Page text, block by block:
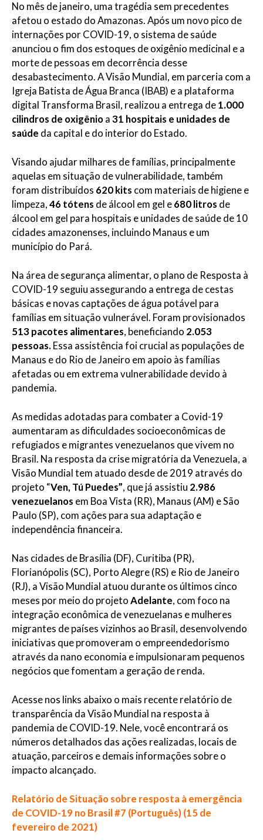
No mês de janeiro, uma tragédia sem precedentes
afetou o estado do Amazonas. Após um novo pico de
internações por COVID-19, o sistema de saúde
anunciou o fim dos estoques de oxigênio medicinal e a
morte de pessoas em decorrência desse
desabastecimento. A Visão Mundial, em parceria com a
Igreja Batista de Água Branca (IBAB) e a plataforma
digital Transforma Brasil, realizou a entrega de 1.000
cilindros de oxigênio a 31 hospitais e unidades de
saúde da capital e do interior do Estado.
Visando ajudar milhares de famílias, principalmente
aquelas em situação de vulnerabilidade, também
foram distribuídos 620 kits com materiais de higiene e
limpeza, 46 tótens de álcool em gel e 680 litros de
álcool em gel para hospitais e unidades de saúde de 10
cidades amazonenses, incluindo Manaus e um
município do Pará.
Na área de segurança alimentar, o plano de Resposta à
COVID-19 seguiu assegurando a entrega de cestas
básicas e novas captações de água potável para
famílias em situação vulnerável. Foram provisionados
513 pacotes alimentares, beneficiando 2.053
pessoas. Essa assistência foi crucial as populações de
Manaus e do Rio de Janeiro em apoio às famílias
afetadas ou em extrema vulnerabilidade devido à
pandemia.
As medidas adotadas para combater a Covid-19
aumentaram as dificuldades socioeconômicas de
refugiados e migrantes venezuelanos que vivem no
Brasil. Na resposta da crise migratória da Venezuela, a
Visão Mundial tem atuado desde de 2019 através do
projeto “Ven, Tú Puedes”, que já assistiu 2.986
venezuelanos em Boa Vista (RR), Manaus (AM) e São
Paulo (SP), com ações para sua adaptação e
independência financeira.
Nas cidades de Brasília (DF), Curitiba (PR),
Florianópolis (SC), Porto Alegre (RS) e Rio de Janeiro
(RJ), a Visão Mundial atuou durante os últimos cinco
meses por meio do projeto Adelante, com foco na
integração econômica de venezuelanas e mulheres
migrantes de países vizinhos ao Brasil, desenvolvendo
iniciativas que promoveram o empreendedorismo
através da nano economia e impulsionaram pequenos
negócios que fomentam a geração de renda.
Acesse nos links abaixo o mais recente relatório de
transparência da Visão Mundial na resposta à
pandemia de COVID-19. Nele, você encontrará os
números detalhados das ações realizadas, locais de
atuação, parceiros e demais informações sobre o
impacto alcançado.
Relatório de Situação sobre resposta à emergência
de COVID-19 no Brasil #7 (Português) (15 de
fevereiro de 2021)